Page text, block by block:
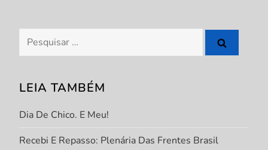
s
Pesquisar
por:
LEIA TAMBÉM
Dia De Chico. E Meu!
Recebi E Repasso: Plenária Das Frentes Brasil